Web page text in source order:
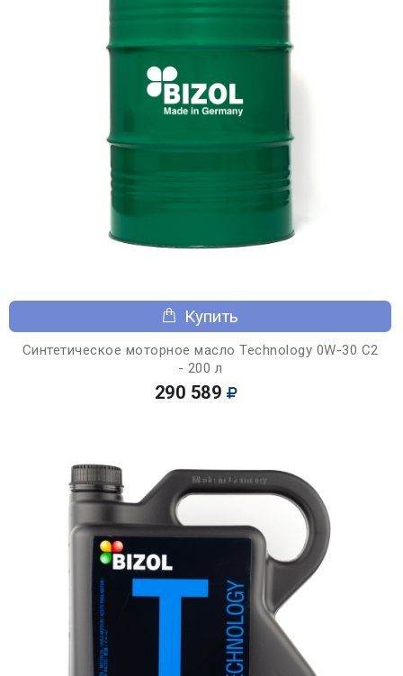
Купить
Синтетическое моторное масло Technology 0W-30 C2
- 200 л
290 589